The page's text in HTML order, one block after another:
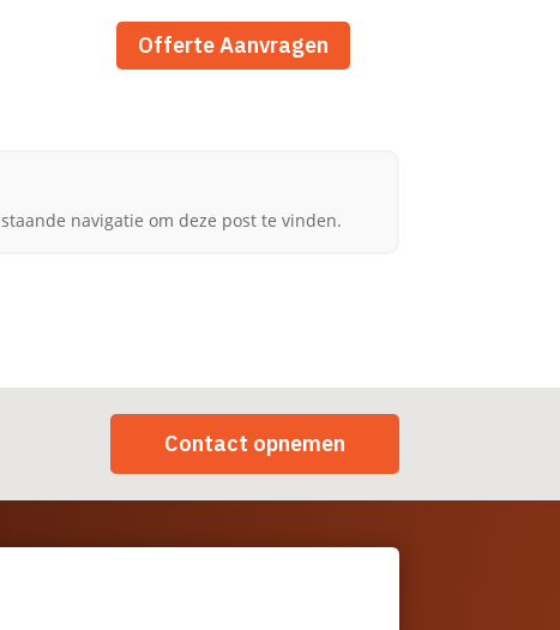
Offerte Aanvragen
navigatie om deze post te vinden.
Contact opnemen